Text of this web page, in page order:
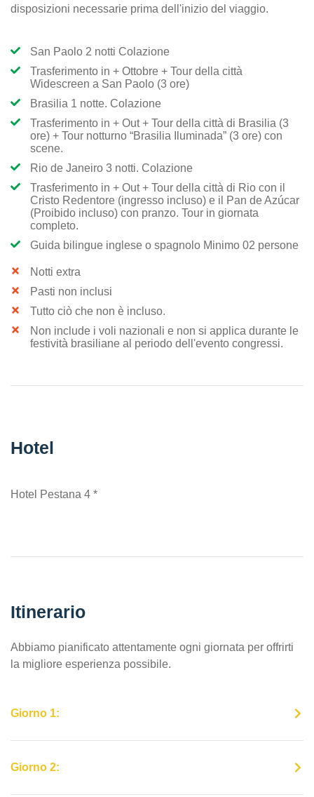
disposizioni necessarie prima dell'inizio del viaggio.
San Paolo 2 notti Colazione
Trasferimento in + Ottobre + Tour della città
Widescreen a San Paolo (3 ore)
Brasilia 1 notte. Colazione
Trasferimento in + Out + Tour della città di Brasilia (3
ore) + Tour notturno “Brasilia Iluminada” (3 ore) con
scene.
Rio de Janeiro 3 notti. Colazione
Trasferimento in + Out + Tour della città di Rio con il
Cristo Redentore (ingresso incluso) e il Pan de Azúcar
(Proibido incluso) con pranzo. Tour in giornata
completo.
Guida bilingue inglese o spagnolo Minimo 02 persone
Notti extra
Pasti non inclusi
Tutto ciò che non è incluso.
Non include i voli nazionali e non si applica durante le
festività brasiliane al periodo dell'evento congressi.
Hotel
Hotel Pestana 4 *
Itinerario
Abbiamo pianificato attentamente ogni giornata per offrirti
la migliore esperienza possibile.
Giorno 1:
Giorno 2: